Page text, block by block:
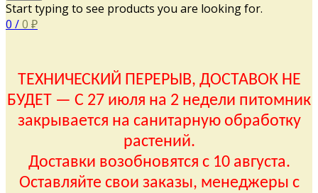
Start typing to see products you are looking for.
0 /0 ₽
ТЕХНИЧЕСКИЙ ПЕРЕРЫВ, ДОСТАВОК НЕ
БУДЕТ — С 27 июля на 2 недели питомник
закрывается на санитарную обработку
растений.
Доставки возобновятся с 10 августа.
Оставляйте свои заказы, менеджеры с